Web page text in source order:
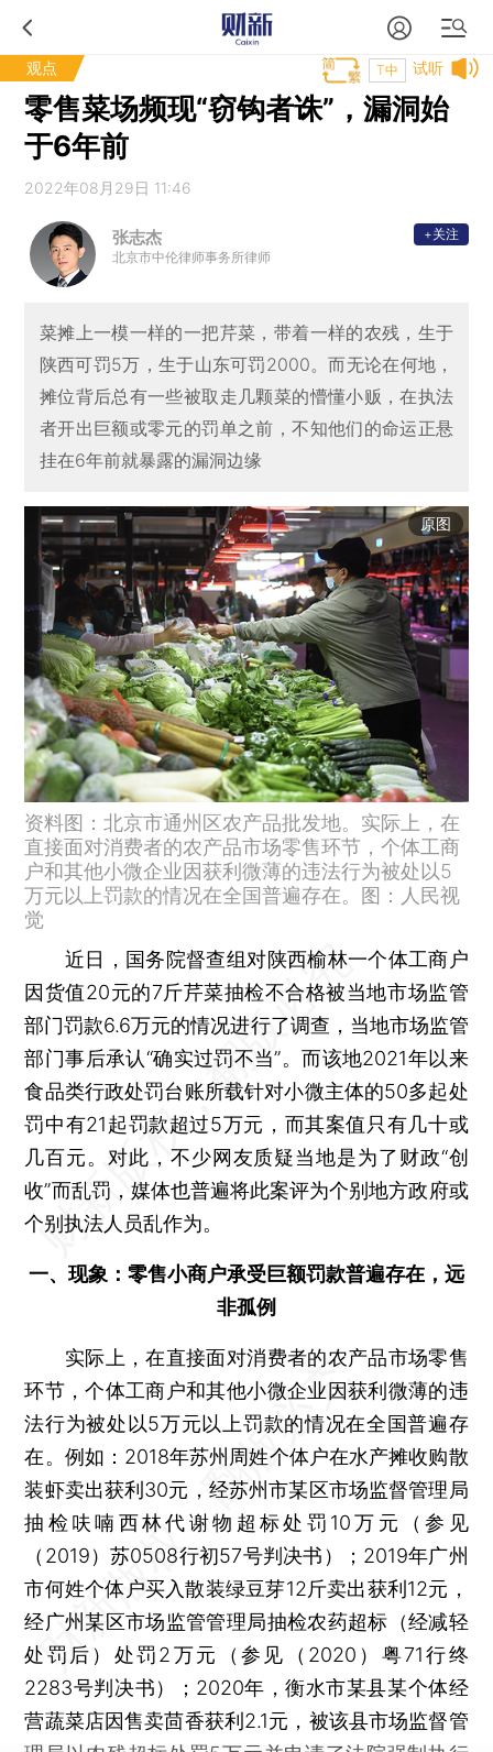
观点 试听
T中
零售菜场频现“窃钩者诛”，漏洞始
于6年前
2022年08月29日 11:46
张志杰
北京市中伦律师事务所律师
+关注
菜摊上一模一样的一把芹菜，带着一样的农残，生于
陕西可罚5万，生于山东可罚2000。而无论在何地，
摊位背后总有一些被取走几颗菜的懵懂小贩，在执法
者开出巨额或零元的罚单之前，不知他们的命运正悬
挂在6年前就暴露的漏洞边缘
原图
资料图：北京市通州区农产品批发地。实际上，在
直接面对消费者的农产品市场零售环节，个体工商
户和其他小微企业因获利微薄的违法行为被处以5
万元以上罚款的情况在全国普遍存在。图：人民视
觉
近日，国务院督查组对陕西榆林一个体工商户
因货值20元的7斤芹菜抽检不合格被当地市场监管
部门罚款6.6万元的情况进行了调查，当地市场监管
部门事后承认“确实过罚不当”。而该地2021年以来
食品类行政处罚台账所载针对小微主体的50多起处
罚中有21起罚款超过5万元，而其案值只有几十或
几百元。对此，不少网友质疑当地是为了财政“创
收”而乱罚，媒体也普遍将此案评为个别地方政府或
个别执法人员乱作为。
一、现象：零售小商户承受巨额罚款普遍存在，远
非孤例
实际上，在直接面对消费者的农产品市场零售
环节，个体工商户和其他小微企业因获利微薄的违
法行为被处以5万元以上罚款的情况在全国普遍存
在。例如：2018年苏州周姓个体户在水产摊收购散
装虾卖出获利30元，经苏州市某区市场监督管理局
抽检呋喃西林代谢物超标处罚10万元（参见
（2019）苏0508行初57号判决书）；2019年广州
市何姓个体户买入散装绿豆芽12斤卖出获利12元，
经广州某区市场监管管理局抽检农药超标（经减轻
处罚后）处罚2万元（参见（2020）粤71行终
2283号判决书）；2020年，衡水市某县某个体经
营蔬菜店因售卖茴香获利2.1元，被该县市场监督管